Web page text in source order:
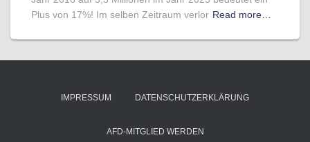
Plus von 17%! Im selben Zeitraum verlor Read more…
IMPRESSUM DATENSCHUTZERKLÄRUNG
AFD-MITGLIED WERDEN